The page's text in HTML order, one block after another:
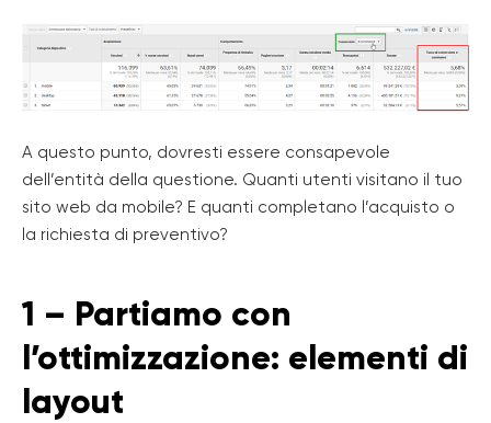
A questo punto, dovresti essere consapevole
dell’entità della questione. Quanti utenti visitano il tuo
sito web da mobile? E quanti completano l’acquisto o
la richiesta di preventivo?
1 – Partiamo con
l’ottimizzazione: elementi di
layout